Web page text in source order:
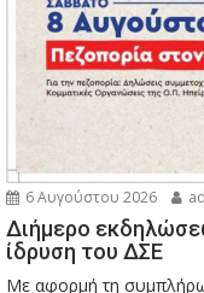
6 Αυγούστου 2026
Διήμερο
ίδρυση του ΔΣΕ
Με αφορμή τη